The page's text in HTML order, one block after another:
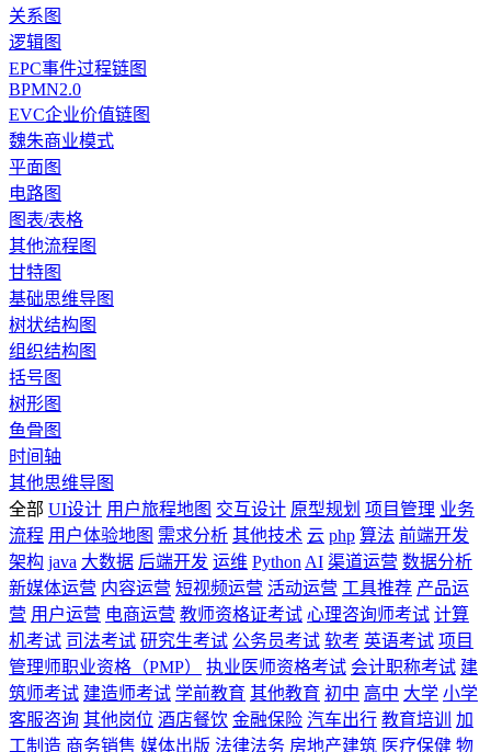
关系图
逻辑图
EPC事件过程链图
BPMN2.0
EVC企业价值链图
魏朱商业模式
平面图
电路图
图表/表格
其他流程图
甘特图
基础思维导图
树状结构图
组织结构图
括号图
树形图
鱼骨图
时间轴
其他思维导图
全部 UI设计 用户旅程地图 交互设计 原型规划 项目管理 业务
流程 用户体验地图 需求分析 其他技术 云 php 算法 前端开发
架构 java 大数据 后端开发 运维 Python AI 渠道运营 数据分析
新媒体运营 内容运营 短视频运营 活动运营 工具推荐 产品运
营 用户运营 电商运营 教师资格证考试 心理咨询师考试 计算
机考试 司法考试 研究生考试 公务员考试 软考 英语考试 项目
管理师职业资格（PMP）
执业医师资格考试 会计职称考试 建
筑师考试 建造师考试 学前教育 其他教育 初中 高中 大学 小学
客服咨询 其他岗位 酒店餐饮 金融保险 汽车出行 教育培训
加
工制造 商务销售 媒体出版 法律法务 房地产建筑 医疗保健 物